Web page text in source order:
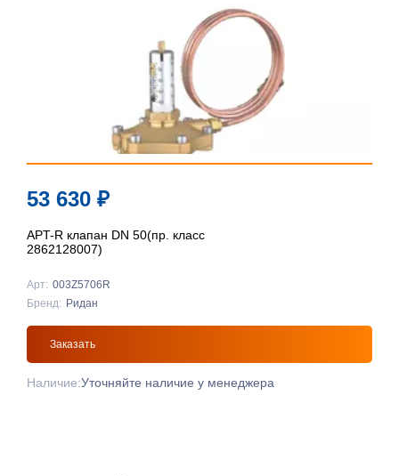
53 630 ₽
APT-R клапан DN 50(пр. класс
2862128007)
Арт: 003Z5706R
Бренд: Ридан
Заказать
Наличие:Уточняйте наличие у менеджера